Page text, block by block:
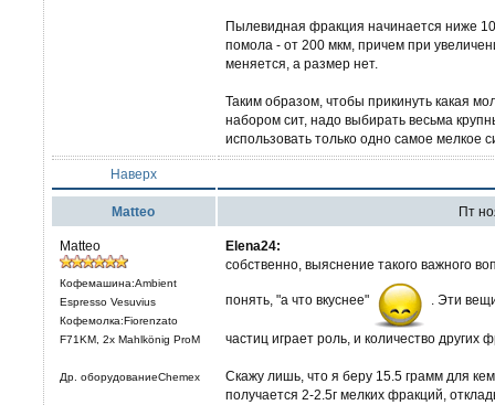
Пылевидная фракция начинается ниже
помола - от 200 мкм, причем при
меняется, а размер нет.
Таким образом, чтобы прикинуть какая
набором сит, надо выбирать весьма
использовать только одно самое мелкое
Наверх
Matteo Пт
Matteo
Кофемашина:Ambient
Espresso Vesuvius
Кофемолка:Fiorenzato
F71KM, 2x Mahlkönig ProM
Др. оборудованиеChemex
Elena24:
собственно, выяснение такого важного
понять, "а что вкуснее" . Эти
частиц играет роль, и количество других
Скажу лишь, что я беру 15.5 грамм для
получается 2-2.5г мелких фракций,